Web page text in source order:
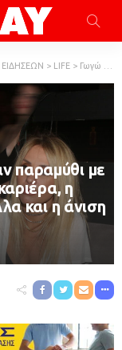
> LIFE > Γωγώ Μαστροκώστα: Ζωή σαν παραμύθι με σκληρό τέλος – Η τηλεοπτική καριέρα, η σχέση της με τον Τραϊάνο Δέλλα και η άνιση μάχη με τον καρκίνο
με
η
και η άνιση